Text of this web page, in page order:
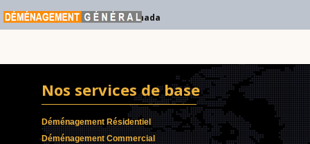
Déménagement Général Canada
Déménagement Résidentiel
Déménagement Commercial
Nos services de base